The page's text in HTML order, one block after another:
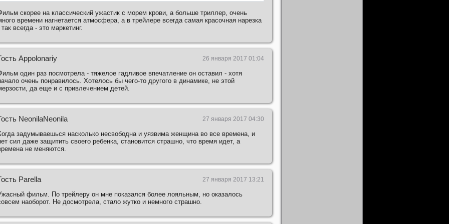
скорее на классический ужастик с морем крови, а больше триллер, очень
времени нагнетается атмосфера, а в трейлере всегда самая красочная нарезка
так всегда - это маркетинг.
Appolonariy 26 января 2017 01:04
один раз посмотрела - тяжелое гадливое впечатление он оставил - хотя
очень понравилось. Хотелось бы чего-то другого в динамике, не этой
да еще и с привлечением детей.
NeonilaNeonila 27 января 2017 04:30
задумываешься насколько несвободна и уязвима женщина во все времена, и
сил даже защитить своего ребенка, становится страшно, что время идет, а
не меняются.
Parella 27 января 2017 13:21
фильм. По трейлеру он мне показался более лояльным, но оказалось
наоборот. Не досмотрела, стало жутко и немного страшно.